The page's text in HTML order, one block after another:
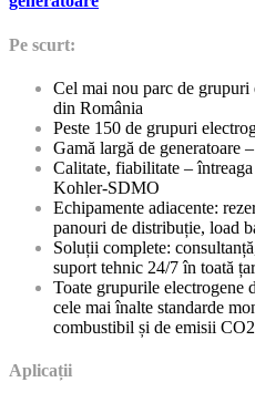
Pe scurt:
Cel mai nou parc de
din România
Peste 150 de grupuri
Gamă largă de generatoare
Calitate, fiabilitate –
Kohler-SDMO
Echipamente adiacente:
panouri de distribuție, load
Soluții complete:
suport tehnic 24/7 în toată
Toate grupurile electrogene
cele mai înalte standarde
combustibil și de emisii
Aplicații